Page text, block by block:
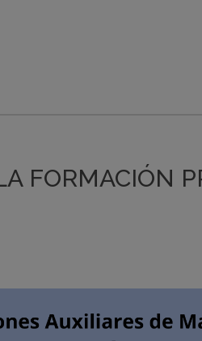
FORMACIÓN